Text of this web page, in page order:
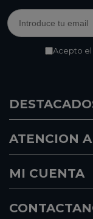
Acepto el
ATENCION
MI CUENTA